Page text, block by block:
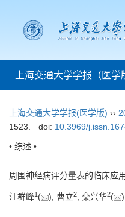
上海交通大学学报（医学
上海交通大学学报(医学版) ››
1523.
doi: 10.3969/
• 综述 •
周围神经病评分量表的临床应
汪群峰1 ( ), 曹立2, 栾兴华2(